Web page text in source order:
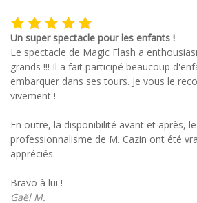
Un super spectacle pour les enfants !
Le spectacle de Magic Flash a
grands !!! Il a fait participé beaucoup
embarquer dans ses tours. Je vous le
vivement !
En outre, la disponibilité avant et après,
professionnalisme de M. Cazin ont été
appréciés.
Bravo à lui !
Gaël M.